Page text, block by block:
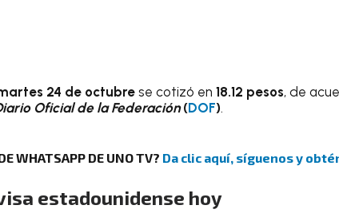
24 de octubrese cotizó en 18.12 pesos, de
Oficial de la Federación(DOF).
WHATSAPP DE UNO TV? Da clic aquí, síguenos y
estadounidense hoy